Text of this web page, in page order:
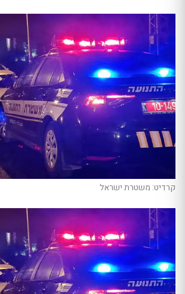
קרדיט: משטרת ישראל